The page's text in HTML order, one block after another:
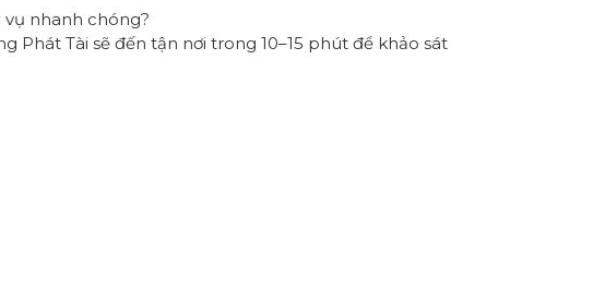
nhanh chóng?
Phát Tài sẽ đến tận nơi trong 10–15 phút để khảo sát